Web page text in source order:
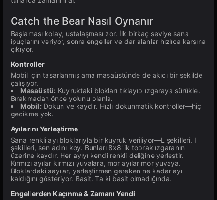
Catch the Bear Nasıl Oynanır
Başlaması kolay, ustalaşması zor. İlk birkaç seviye sana
ipuçlarını veriyor, sonra engeller ve dar alanlar hızlıca karşına
çıkıyor.
Kontroller
Mobil için tasarlanmış ama masaüstünde de akıcı bir şekilde
çalışıyor.
Masaüstü: Kuyruktaki blokları tıklayıp ızgaraya sürükle.
Bırakmadan önce yolunu planla.
Mobil: Dokun ve kaydır. Hızlı dokunmatik kontroller—hiç
gecikme yok.
Ayılarını Yerleştirme
Sana renkli ayı bloklarıyla bir kuyruk veriliyor—L şekilleri, I
şekilleri, sen adını koy. Bunları 8x8'lik toprak ızgaranın
üzerine kaydır. Her ayıyı kendi renkli deliğine yerleştir.
Kırmızı ayılar kırmızı yuvalara, mor ayılar mor yuvaya.
Bloklardaki sayılar, yerleştirmen gereken ne kadar ayı
kaldığını gösteriyor. Basit. Ta ki basit olmadığında.
Engellerden Kaçınma & Zamanı Yendi